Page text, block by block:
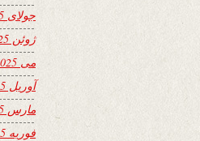
جولای 2025
ژوئن 2025
می 2025
آوریل 2025
مارس 2025
فوریه 2025